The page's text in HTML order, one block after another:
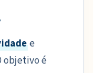
e
objetivo é